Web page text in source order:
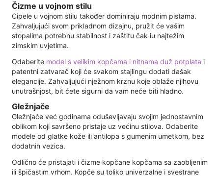
Čizme u vojnom stilu
Cipele u vojnom stilu također dominiraju modnim pistama.
Zahvaljujući svom prikladnom dizajnu, pružit će vašim
stopalima potrebnu stabilnost i zaštitu čak iu najtežim
zimskim uvjetima.
Odaberite model s velikim kopčama i nitnama duž potplata i
patentni zatvarač koji će svakom stajlingu dodati dašak
elegancije. Zahvaljujući nježnom krznu koje oblaže njihovu
unutrašnjost, bit ćete sigurni da vam neće biti hladno.
Gležnjače
Gležnjače već godinama oduševljavaju svojim jednostavnim
oblikom koji savršeno pristaje uz većinu stilova. Odaberite
modele od glatke kože ili antilopa s gumenim umetkom, bez
dodatnih vezica.
Odlično će pristajati i čizme kopčane kopčama sa zaobljenim
ili špičastim vrhom. Kopče su toliko univerzalne i svestrane